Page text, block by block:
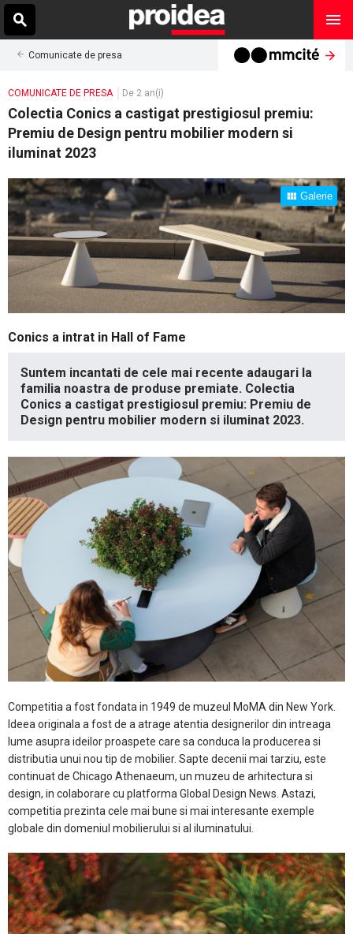
Comunicate de presa
COMUNICATE DE PRESA De 2 an(i)
Colectia Conics a castigat prestigiosul premiu:
Premiu de Design pentru mobilier modern si
iluminat 2023
Galerie
Conics a intrat in Hall of Fame
Suntem incantati de cele mai recente adaugari la
familia noastra de produse premiate. Colectia
Conics a castigat prestigiosul premiu: Premiu de
Design pentru mobilier modern si iluminat 2023.
Competitia a fost fondata in 1949 de muzeul MoMA din New York.
Ideea originala a fost de a atrage atentia designerilor din intreaga
lume asupra ideilor proaspete care sa conduca la producerea si
distributia unui nou tip de mobilier. Sapte decenii mai tarziu, este
continuat de Chicago Athenaeum, un muzeu de arhitectura si
design, in colaborare cu platforma Global Design News. Astazi,
competitia prezinta cele mai bune si mai interesante exemple
globale din domeniul mobilierului si al iluminatului.